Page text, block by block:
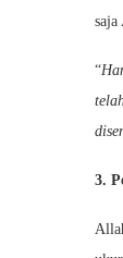
saja
“
3.